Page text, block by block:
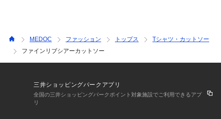
MEDOC ファッション トップス
Tシャツ・カットソー
ファインリブシアーカットソー
三井ショッピングパークアプリ
全国の三井ショッピングパークポイント対象施設でご利用できるアプ
リ